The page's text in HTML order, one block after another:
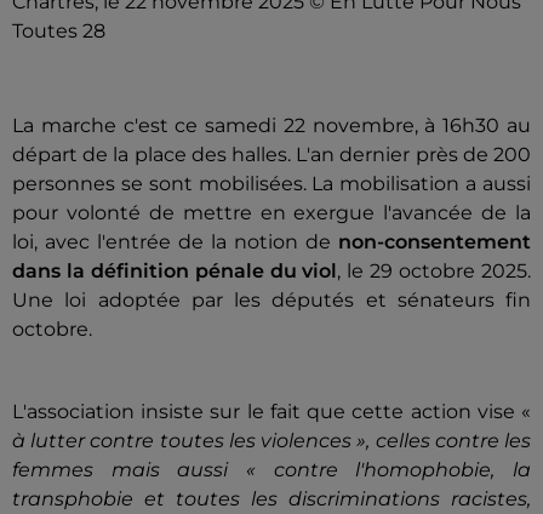
Toutes 28
La marche c'est ce samedi 22 novembre, à 16h30 au
départ de la place des halles. L'an dernier près de 200
personnes se sont mobilisées. La mobilisation a aussi
pour volonté de mettre en exergue l'avancée de la
loi, avec l'entrée de la notion de non-consentement
dans la définition pénale du viol, le 29 octobre 2025.
Une loi adoptée par les députés et sénateurs fin
octobre.
L'association insiste sur le fait que cette action vise «
à lutter contre toutes les violences », celles contre les
femmes mais aussi « contre l'homophobie, la
transphobie et toutes les discriminations racistes,